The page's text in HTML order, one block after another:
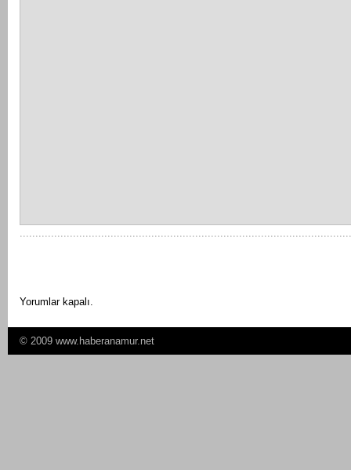
Yorumlar kapalı.
© 2009 www.haberanamur.net